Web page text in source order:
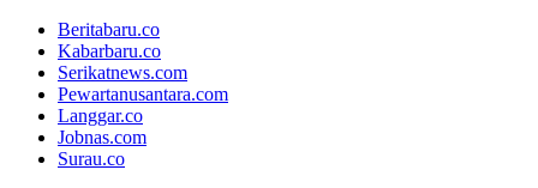
Beritabaru.co
Kabarbaru.co
Serikatnews.com
Pewartanusantara.com
Langgar.co
Jobnas.com
Surau.co